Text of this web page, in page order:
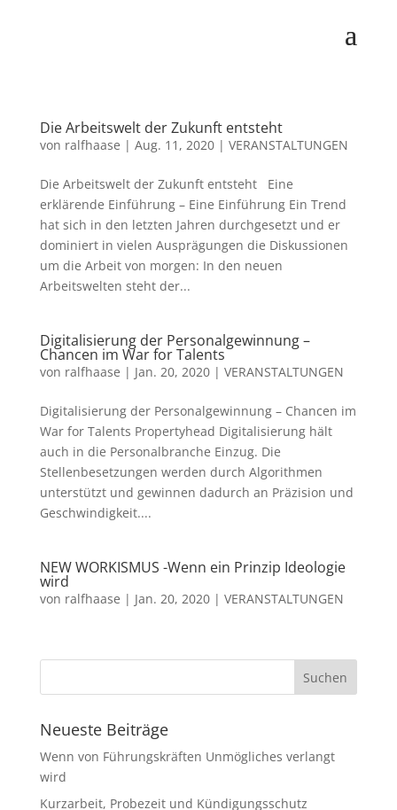
Die Arbeitswelt der Zukunft entsteht
von ralfhaase | Aug. 11, 2020| VERANSTALTUNGEN
Die Arbeitswelt der Zukunft entsteht Eine
erklärende Einführung – Eine Einführung Ein Trend
hat sich in den letzten Jahren durchgesetzt und er
dominiert in vielen Ausprägungen die Diskussionen
um die Arbeit von morgen: In den neuen
Arbeitswelten steht der...
Digitalisierung der Personalgewinnung –
Chancen im War for Talents
von ralfhaase | Jan. 20, 2020| VERANSTALTUNGEN
Digitalisierung der Personalgewinnung – Chancen im
War for Talents Propertyhead Digitalisierung hält
auch in die Personalbranche Einzug. Die
Stellenbesetzungen werden durch Algorithmen
unterstützt und gewinnen dadurch an Präzision und
Geschwindigkeit....
NEW WORKISMUS -Wenn ein Prinzip Ideologie
wird
von ralfhaase | Jan. 20, 2020| VERANSTALTUNGEN
Neueste Beiträge
Wenn von Führungskräften Unmögliches verlangt
wird
Kurzarbeit, Probezeit und Kündigungsschutz